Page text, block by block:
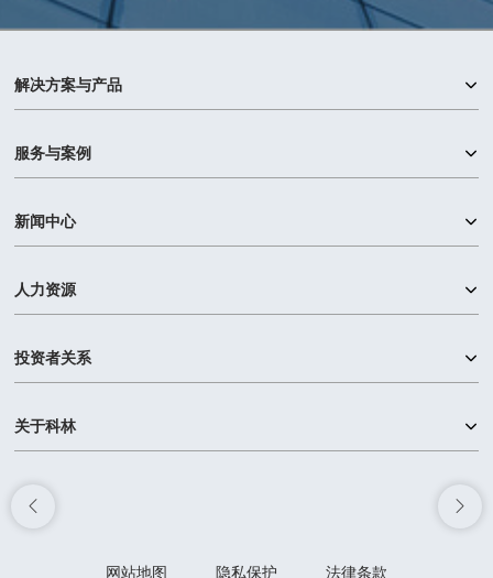
解决方案与产品
服务与案例
新闻中心
人力资源
投资者关系
关于科林
网站地图 隐私保护 法律条款